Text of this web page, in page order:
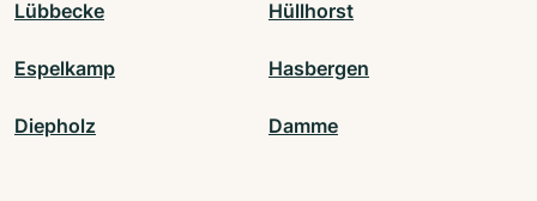
Lübbecke Hüllhorst
Espelkamp Hasbergen
Diepholz Damme